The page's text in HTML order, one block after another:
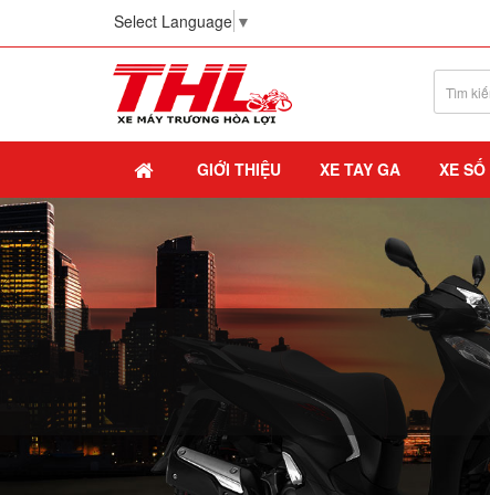
Select Language ▼
GIỚI THIỆU XE TAY GA XE SỐ